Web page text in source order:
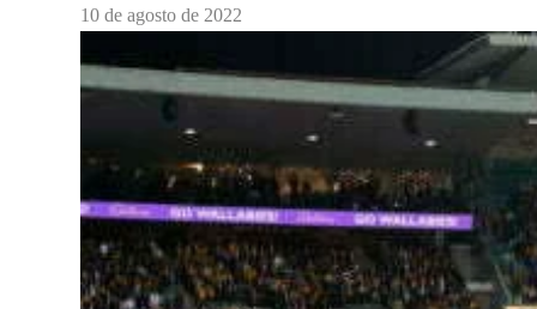
10 de agosto de 2022